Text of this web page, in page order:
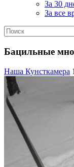
За 30
За все
Бацильные
Наша Кунсткамера